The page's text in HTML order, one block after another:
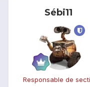
Sébi11
Responsable de